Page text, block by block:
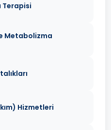
Terapisi
Metabolizma
Hizmetleri